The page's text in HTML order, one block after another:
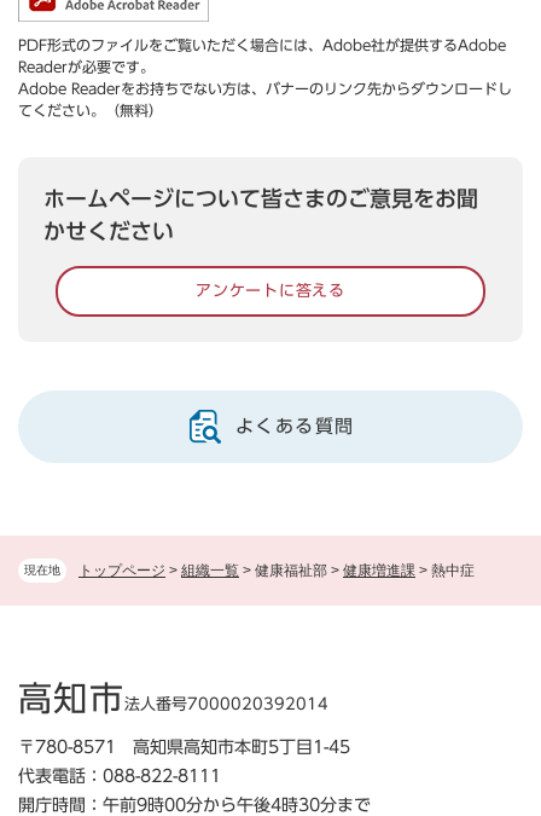
現在地 トップページ > 組織一覧 > 健康福祉部 > 健康増進課 > 熱中症
PDF形式のファイルをご覧いただく場合には、Adobe社が提供するAdobe
Readerが必要です。
Adobe Readerをお持ちでない方は、バナーのリンク先からダウンロードし
てください。（無料）
ホームページについて皆さまのご意見をお聞
かせください
アンケートに答える
よくある質問
高知市法人番号7000020392014
〒780-8571 高知県高知市本町5丁目1-45
代表電話：088-822-8111
開庁時間：午前9時00分から午後4時30分まで